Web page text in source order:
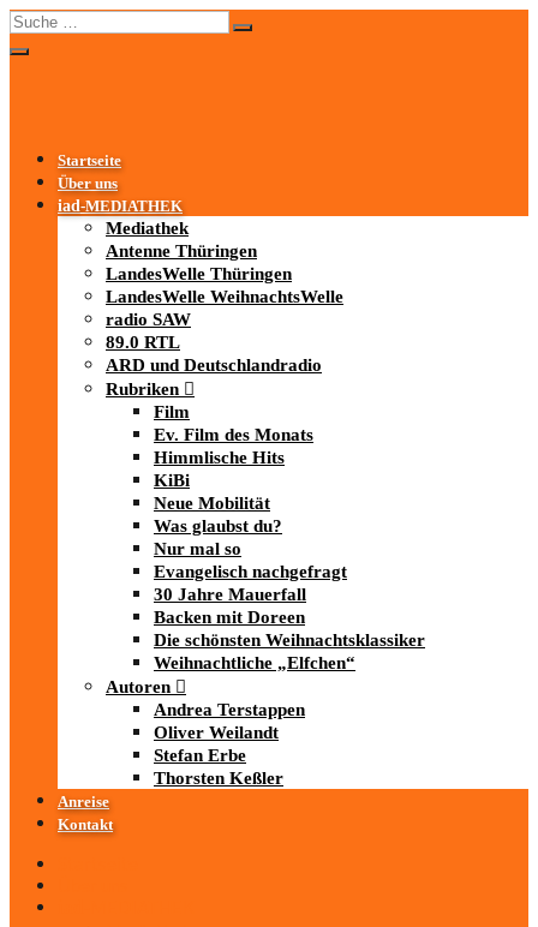
Startseite
Über uns
iad-MEDIATHEK
Mediathek
Antenne Thüringen
LandesWelle Thüringen
LandesWelle WeihnachtsWelle
radio SAW
89.0 RTL
ARD und Deutschlandradio
Rubriken
Film
Ev. Film des Monats
Himmlische Hits
KiBi
Neue Mobilität
Was glaubst du?
Nur mal so
Evangelisch nachgefragt
30 Jahre Mauerfall
Backen mit Doreen
Die schönsten Weihnachtsklassiker
Weihnachtliche „Elfchen“
Autoren
Andrea Terstappen
Oliver Weilandt
Stefan Erbe
Thorsten Keßler
Anreise
Kontakt